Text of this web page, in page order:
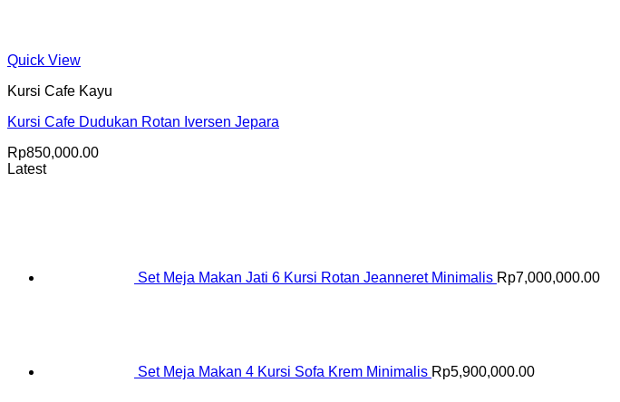
Quick View
Kursi Cafe Kayu
Kursi Cafe Dudukan Rotan Iversen Jepara
Rp850,000.00
Latest
Set Meja Makan Jati 6 Kursi Rotan Jeanneret Minimalis Rp7,000,000.00
Set Meja Makan 4 Kursi Sofa Krem Minimalis Rp5,900,000.00